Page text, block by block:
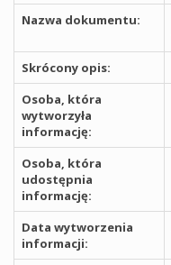
Nazwa dokumentu:
Skrócony opis:
Osoba, która
wytworzyła
informację:
Osoba, która
udostępnia
informację:
Data wytworzenia
informacji: